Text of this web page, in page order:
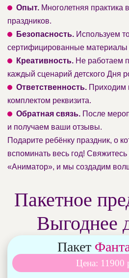
Опыт. Многолетняя практика
праздников.
Безопасность. Используем
сертифицированные материалы
Креативность. Не работаем
каждый сценарий детского Дня
Ответственность. Приходим
комплектом реквизита.
Обратная связь. После
и получаем ваши отзывы.
Подарите ребёнку праздник, о
вспоминать весь год! Свяжитесь
«Аниматор», и мы создадим
Пакетное
Выгоднее
Пакет
Цена: 11900